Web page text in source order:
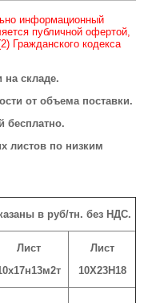
информационный
публичной офертой,
Гражданского кодекса
на складе.
от объема поставки.
бесплатно.
листов по низким
в руб/тн. без НДС.
Лист
Лист
10Х23Н18